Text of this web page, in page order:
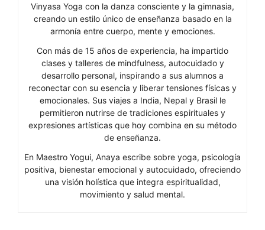
Vinyasa Yoga con la danza consciente y la gimnasia,
creando un estilo único de enseñanza basado en la
armonía entre cuerpo, mente y emociones.
Con más de 15 años de experiencia, ha impartido
clases y talleres de mindfulness, autocuidado y
desarrollo personal, inspirando a sus alumnos a
reconectar con su esencia y liberar tensiones físicas y
emocionales. Sus viajes a India, Nepal y Brasil le
permitieron nutrirse de tradiciones espirituales y
expresiones artísticas que hoy combina en su método
de enseñanza.
En Maestro Yogui, Anaya escribe sobre yoga, psicología
positiva, bienestar emocional y autocuidado, ofreciendo
una visión holística que integra espiritualidad,
movimiento y salud mental.